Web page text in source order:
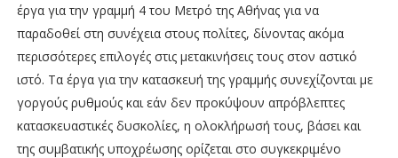
έργα για την γραμμή 4 του Μετρό της Αθήνας για να
παραδοθεί στη συνέχεια στους πολίτες, δίνοντας ακόμα
περισσότερες επιλογές στις μετακινήσεις τους στον αστικό
ιστό. Τα έργα για την κατασκευή της γραμμής συνεχίζονται με
γοργούς ρυθμούς και εάν δεν προκύψουν απρόβλεπτες
κατασκευαστικές δυσκολίες, η ολοκλήρωσή τους, βάσει και
της συμβατικής υποχρέωσης ορίζεται στο συγκεκριμένο